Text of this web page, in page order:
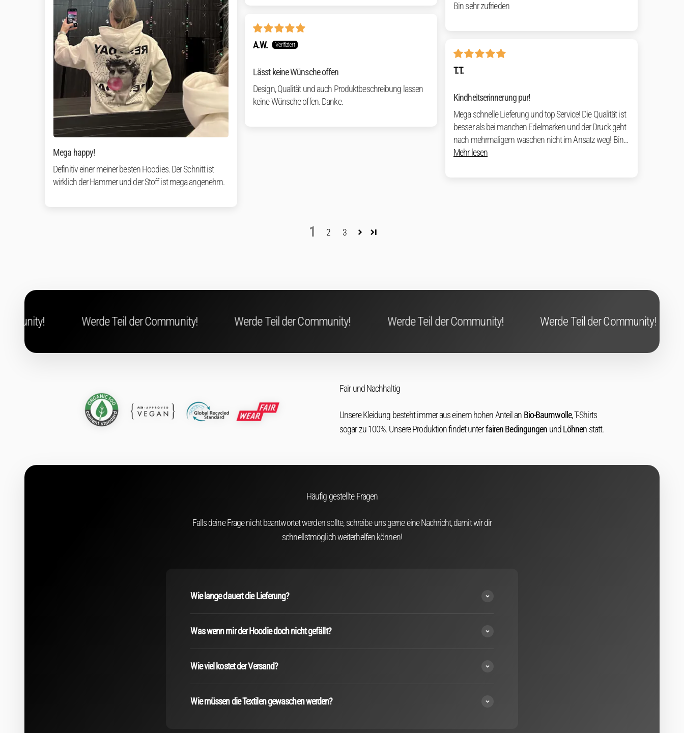
Mega happy!
Definitiv einer meiner besten Hoodies. Der Schnitt ist
wirklich der Hammer und der Stoff ist mega angenehm.
Bin sehr zufrieden
A.W.
Lässt keine Wünsche offen
Design, Qualität und auch Produktbeschreibung lassen
keine Wünsche offen. Danke.
T.T.
Kindheitserinnerung pur!
Mega schnelle Lieferung und top Service! Die Qualität ist
besser als bei manchen Edelmarken und der Druck geht
nach mehrmaligem waschen nicht im Ansatz weg! Bin...
Mehr lesen
1 2 3
Teil der Community! Werde Teil der Community! Werde Teil der Community! Werde Teil der Community! Werde Teil der
Fair und Nachhaltig
Unsere Kleidung besteht immer aus einem hohen Anteil an Bio-Baumwolle, T-Shirts
sogar zu 100%. Unsere Produktion findet unterfairen Bedingungen undLöhnen statt.
Häufig gestellte Fragen
Falls deine Frage nicht beantwortet werden sollte, schreibe uns gerne eine Nachricht, damit wir dir
schnellstmöglich weiterhelfen können!
Wie lange dauert die Lieferung?
Was wenn mir der Hoodie doch nicht gefällt?
Wie viel kostet der Versand?
Wie müssen die Textilen gewaschen werden?